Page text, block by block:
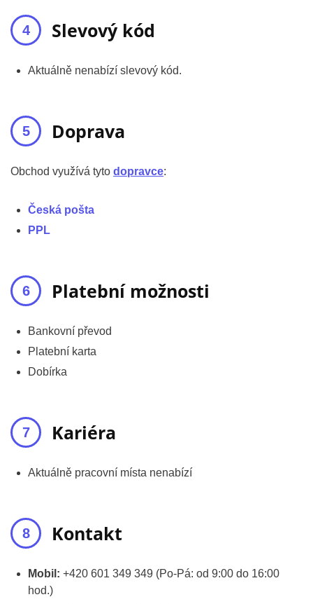
Slevový kód
Aktuálně nenabízí slevový kód.
Doprava
Obchod využívá tyto dopravce:
Česká pošta
PPL
Platební možnosti
Bankovní převod
Platební karta
Dobírka
Kariéra
Aktuálně pracovní místa nenabízí
Kontakt
Mobil: +420 601 349 349 (Po-Pá: od 9:00 do 16:00
hod.)